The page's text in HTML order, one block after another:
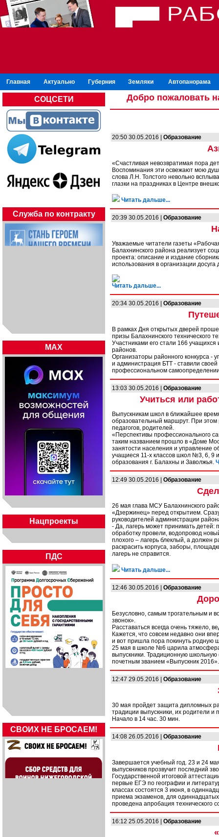
Главная Актуально Губерния Земляки Автопанорама
СОЦСЕТИ
Служба по контракту
MAX
Нацпроекты
ПДС
СВОИХ НЕ БРОСАЕМ!
Добро пожаловать
20:50 30.05.2016 | Образование
«Счастливая невозвратимая пора
Воспоминания эти освежают мою
слова Л.Н. Толстого невольно
глазки на праздниках в Центре
Читать дальше...
20:39 30.05.2016 | Образование
Уважаемые читатели газеты
Балахнинского района реализует
проекта: описание и издание
использования в организации досуга
Читать дальше...
20:34 30.05.2016 | Образование
В рамках Дня открытых дверей
призы Балахнинского технического
Участниками его стали 166 учащихся
районов.
Организаторы районного конкурса -
и администрация БТТ - ставили
профессиональном
13:03 30.05.2016 | Образование
Учиться или
Выпускникам школ в ближайшее
образовательный маршрут. При этом
педагогов, родителей.
«Перспективы профессионального
таким названием прошло в «Доме
занятости населения и управление
учащиеся 11-х классов школ №3, 6, 9
образования г. Балахны и Заволжья.
12:49 30.05.2016 | Образование
26 мая глава МСУ Балахнинского
«Дзержинец» перед открытием.
руководителей администрации
- Да, лагерь может принимать
обработку провели, водопровод
плохого – лагерь блеклый, а должен
раскрасить корпуса, заборы,
лагерь не справится.
Читать дальше...
12:46 30.05.2016 | Образование
Безусловно, самым трогательным и
звонок».
Расставаться всегда очень тяжело,
Кажется, что совсем недавно они
и вот пришла пора покинуть родную
25 мая в школе №6 царила
выпускники. Традиционную
почетным званием «Выпускник
12:47 29.05.2016 | Образование
30 мая пройдет защита дипломных
традиции выпускники, их родители и
Начало в 14 час. 30 мин.
14:08 26.05.2016 | Образование
Завершается учебный год. 23 и 24
выпускников прозвучит последний
Государственной итоговой
первые ЕГЭ по географии и
классах состоятся 3 июня, в
приема экзаменов, для
проведена апробация технического
16:12 25.05.2016 | Образование